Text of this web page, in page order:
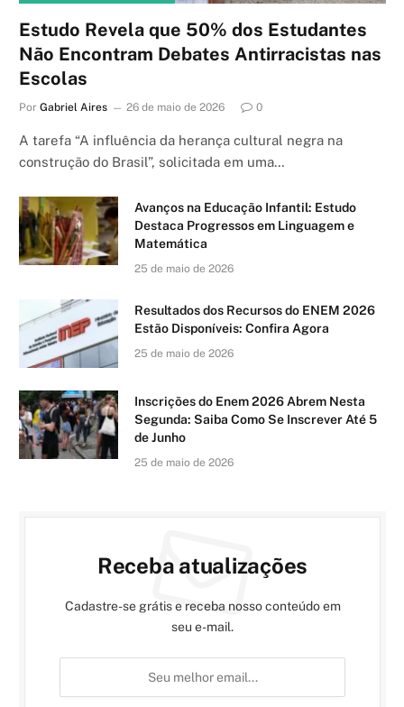
Estudo Revela que 50% dos Estudantes
Não Encontram Debates Antirracistas nas
Escolas
Por Gabriel Aires 26 de maio de 2026 0
A tarefa “A influência da herança cultural negra na
construção do Brasil”, solicitada em uma…
Avanços na Educação Infantil: Estudo
Destaca Progressos em Linguagem e
Matemática
25 de maio de 2026
Resultados dos Recursos do ENEM 2026
Estão Disponíveis: Confira Agora
25 de maio de 2026
Inscrições do Enem 2026 Abrem Nesta
Segunda: Saiba Como Se Inscrever Até 5
de Junho
25 de maio de 2026
Receba atualizações
Cadastre-se grátis e receba nosso conteúdo em
seu e-mail.